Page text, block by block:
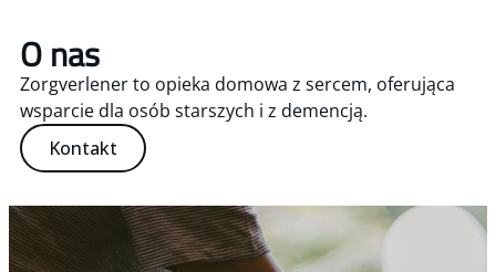
O nas
Zorgverlener to opieka domowa z sercem, oferująca
wsparcie dla osób starszych i z demencją.
Kontakt